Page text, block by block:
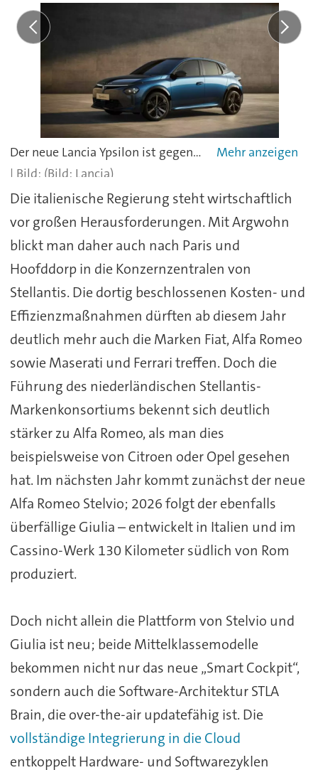
Der neue Lancia Ypsilon ist gegenüber dem Vorgänger deutlich gewachsen.
(Bild: Lancia)
Die italienische Regierung steht wirtschaftlich
vor großen Herausforderungen. Mit Argwohn
blickt man daher auch nach Paris und
Hoofddorp in die Konzernzentralen von
Stellantis. Die dortig beschlossenen Kosten- und
Effizienzmaßnahmen dürften ab diesem Jahr
deutlich mehr auch die Marken Fiat, Alfa Romeo
sowie Maserati und Ferrari treffen. Doch die
Führung des niederländischen Stellantis-
Markenkonsortiums bekennt sich deutlich
stärker zu Alfa Romeo, als man dies
beispielsweise von Citroen oder Opel gesehen
hat. Im nächsten Jahr kommt zunächst der neue
Alfa Romeo Stelvio; 2026 folgt der ebenfalls
überfällige Giulia – entwickelt in Italien und im
Cassino-Werk 130 Kilometer südlich von Rom
produziert.
Doch nicht allein die Plattform von Stelvio und
Giulia ist neu; beide Mittelklassemodelle
bekommen nicht nur das neue „Smart Cockpit“,
sondern auch die Software-Architektur STLA
Brain, die over-the-air updatefähig ist. Die
vollständige Integrierung in die Cloud
entkoppelt Hardware- und Softwarezyklen